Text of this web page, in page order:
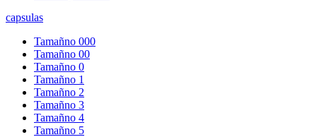
capsulas
Tamañno 000
Tamañno 00
Tamañno 0
Tamañno 1
Tamañno 2
Tamañno 3
Tamañno 4
Tamañno 5